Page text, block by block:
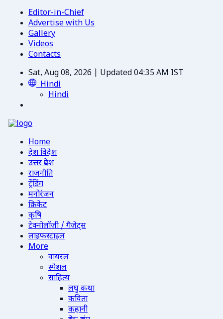
Editor-in-Chief
Advertise with Us
Gallery
Videos
Contacts
Sat, Aug 08, 2026 | Updated 04:35 AM IST
Hindi
Hindi
Home
देश विदेश
उत्तर प्रदेश
राजनीति
ट्रेंडिंग
मनोरंजन
क्रिकेट
कृषि
टेक्नोलॉजी / गैजेट्स
लाइफस्टाइल
More
वायरल
स्पेशल
साहित्य
लघु कथा
कविता
कहानी